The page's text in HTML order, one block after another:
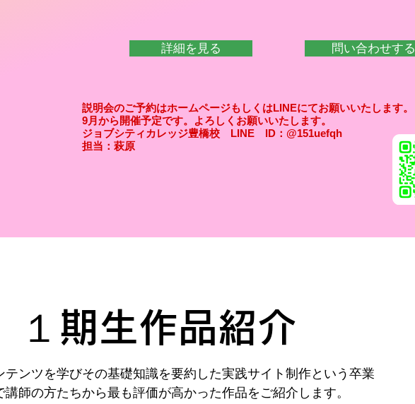
詳細を見る 問い合わせする
説明会のご予約はホームページもしくはLINEにてお願いいたします。
9月から開催予定です。よろしくお願いいたします。
​ジョブシティカレッジ豊橋校 LINE ID：@151uefqh
​担当：萩原
１期生作品紹介
テンツを学びその基礎知識を要約した実践サイト制作という卒業
講師の方たちから最も評価が高かった作品をご紹介します。